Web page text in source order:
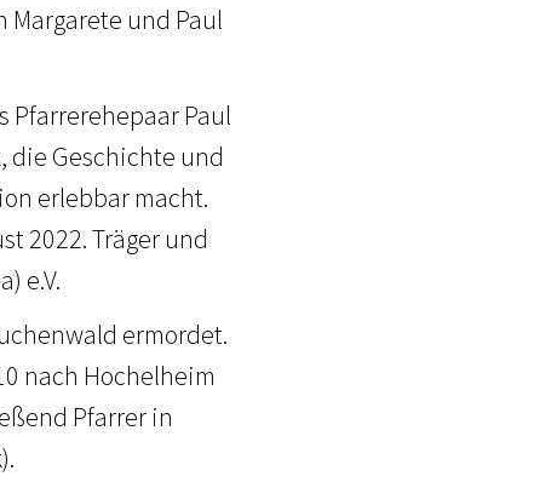
und Paul
Pfarrerehepaar Paul
die Geschichte und
erlebbar macht.
2022. Träger und
e.V.
ermordet.
nach Hochelheim
Pfarrer in